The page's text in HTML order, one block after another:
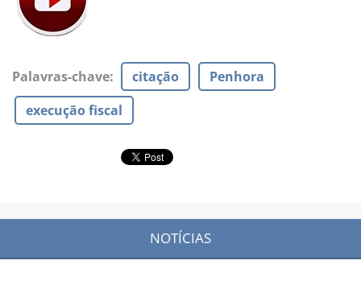
Palavras-chave: citação
Penhora
execução fiscal
NOTÍCIAS